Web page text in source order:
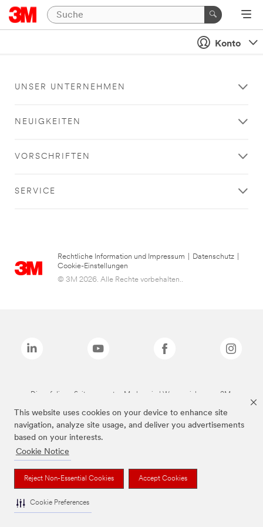
This website uses cookies on your device to enhance site
navigation, analyze site usage, and deliver you advertisements
based on your interests.
Cookie Notice
Reject Non-Essential Cookies Accept Cookies
Cookie Preferences
Konto
UNSER UNTERNEHMEN
NEUIGKEITEN
VORSCHRIFTEN
SERVICE
Rechtliche Information und Impressum Datenschutz
Cookie-Einstellungen
© 3M 2026. Alle Rechte vorbehalten..
Die auf dieser Seite genannten Marken sind Warenzeichen von 3M.